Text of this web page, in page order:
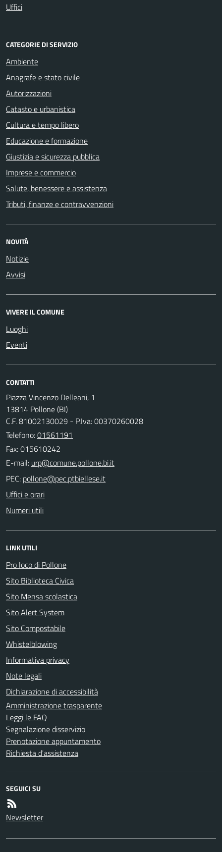
Uffici
CATEGORIE DI SERVIZIO
Ambiente
Anagrafe e stato civile
Autorizzazioni
Catasto e urbanistica
Cultura e tempo libero
Educazione e formazione
Giustizia e sicurezza pubblica
Imprese e commercio
Salute, benessere e assistenza
Tributi, finanze e contravvenzioni
NOVITÀ
Notizie
Avvisi
VIVERE IL COMUNE
Luoghi
Eventi
CONTATTI
Piazza Vincenzo Delleani, 1
13814 Pollone (BI)
C.F. 81002130029 - P.Iva: 00370260028
Telefono:01561191
Fax: 015610242
E-mail:
PEC:
Uffici e orari
Numeri utili
LINK UTILI
Pro loco di Pollone
Sito Biblioteca Civica
Sito Mensa scolastica
Sito Alert System
Sito Compostabile
Whistelblowing
Informativa privacy
Note legali
Dichiarazione di accessibilità
Amministrazione trasparente
Leggi le FAQ
Segnalazione disservizio
Prenotazione appuntamento
Richiesta d'assistenza
SEGUICI SU
Newsletter